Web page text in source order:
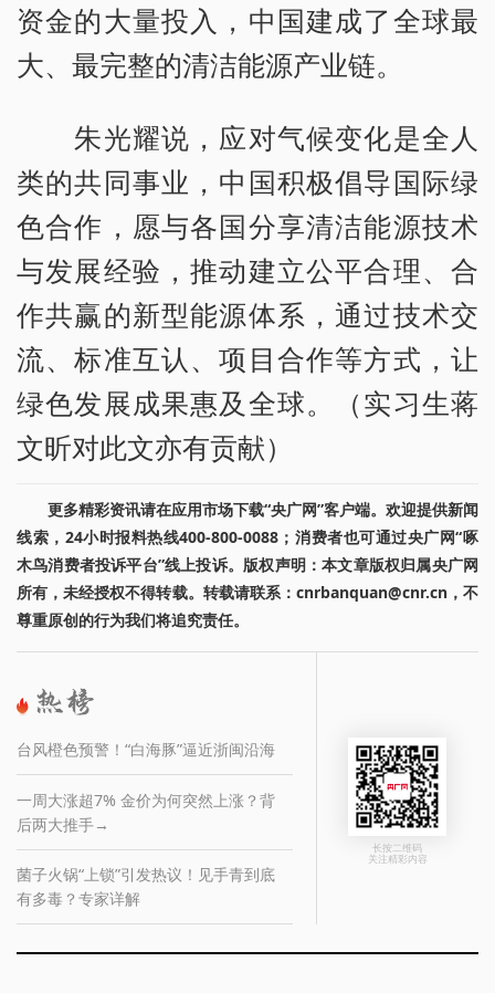
资金的大量投入，中国建成了全球最
大、最完整的清洁能源产业链。
朱光耀说，应对气候变化是全人
类的共同事业，中国积极倡导国际绿
色合作，愿与各国分享清洁能源技术
与发展经验，推动建立公平合理、合
作共赢的新型能源体系，通过技术交
流、标准互认、项目合作等方式，让
绿色发展成果惠及全球。（实习生蒋
文昕对此文亦有贡献）
更多精彩资讯请在应用市场下载“央广网”客户端。欢迎提供新闻
线索，24小时报料热线400-800-0088；消费者也可通过央广网“啄
木鸟消费者投诉平台”线上投诉。版权声明：本文章版权归属央广网
所有，未经授权不得转载。转载请联系：cnrbanquan@cnr.cn，不
尊重原创的行为我们将追究责任。
台风橙色预警！“白海豚”逼近浙闽沿海
一周大涨超7% 金价为何突然上涨？背
后两大推手→
菌子火锅“上锁”引发热议！见手青到底
有多毒？专家详解
长按二维码
关注精彩内容